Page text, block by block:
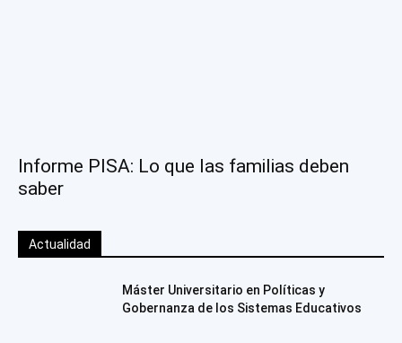
Informe PISA: Lo que las familias deben
saber
Actualidad
Máster Universitario en Políticas y
Gobernanza de los Sistemas Educativos